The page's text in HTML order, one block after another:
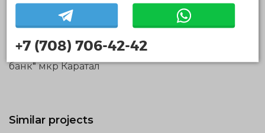
#тазақазахстан организованной
@taldyqorgan_akimdigi @jetisu_akimdigi ✅Будет
организован трансфер для участников,
волонтеров: -остановка Рахат ул.Назарбаева
-остановка Самал ул.Конаева -остановка "Халык
банк" мкр Каратал
Similar projects
+7 (708) 706-42-42